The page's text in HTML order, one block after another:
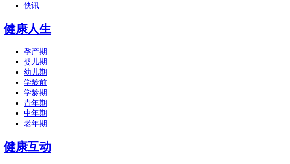
快讯
健康人生
孕产期
婴儿期
幼儿期
学龄前
学龄期
青年期
中年期
老年期
健康互动